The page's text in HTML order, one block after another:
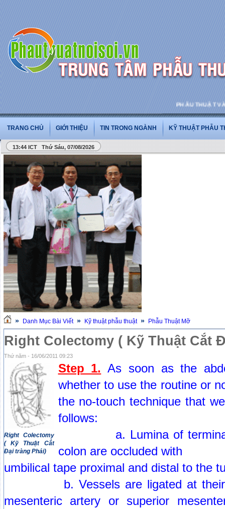
PHẪU THUẬT VÀ PHẪU
TRANG CHỦ GIỚI THIỆU TIN TRONG NGÀNH KỸ THUẬT PHẪU
13:44 ICT Thứ Sáu, 07/08/2026
» Danh Mục Bài Viết » Kỹ thuật phẫu thuật » Phẫu Thuật Mỡ
Right Colectomy ( Kỹ Thuật Cắt
Thứ năm - 16/06/2011 09:23
Right Colectomy
( Kỹ Thuật Cắt
Đại tràng Phải)
Step 1. As soon as the
whether to use the routine or
the no-touch technique that
follows:
a. Lumina of terminal
colon are occluded with
umbilical tape proximal and distal to the
b. Vessels are ligated at their
mesenteric artery or superior